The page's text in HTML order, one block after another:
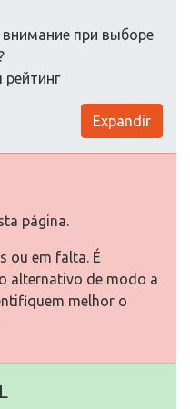
при выборе
рейтинг
Expandir
página.
ou em falta. É
alternativo de modo a
melhor o